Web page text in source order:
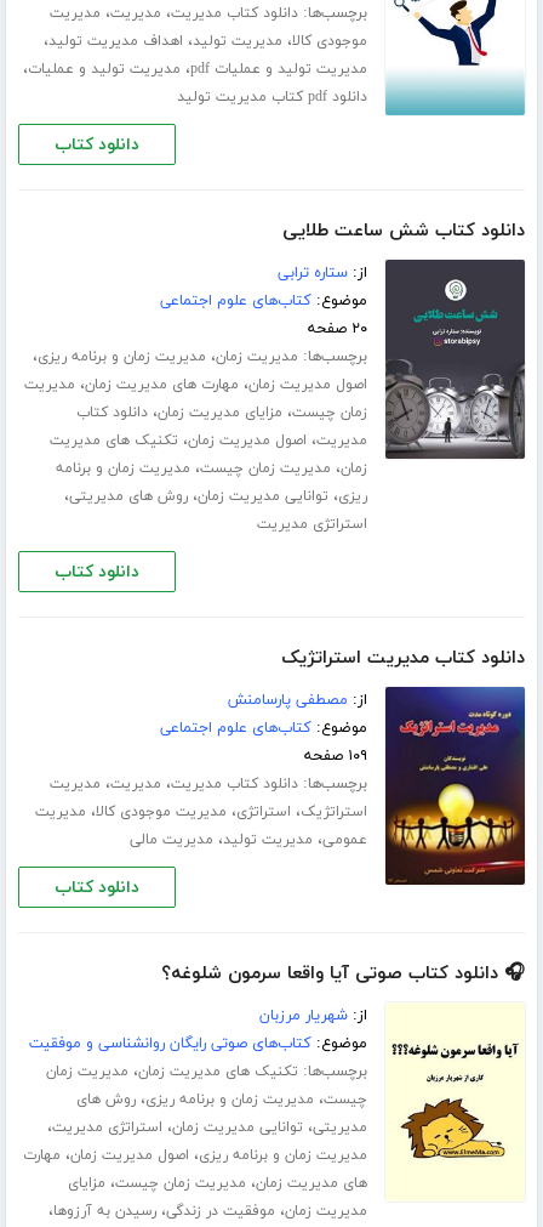
برچسب‌ها:دانلود کتاب مدیریت، مدیریت، مدیریت
موجودی کالا، مدیریت تولید، اهداف مدیریت تولید،
مدیریت تولید و عملیات pdf ، مدیریت تولید و عملیات،
دانلود pdf کتاب مدیریت تولید
دانلود کتاب
دانلود کتاب شش ساعت طلایی
از:ستاره ترابی
موضوع:کتاب‌های علوم اجتماعی
۲۰ صفحه
برچسب‌ها: مدیریت زمان، مدیریت زمان و برنامه ریزی،
اصول مدیریت زمان، مهارت های مدیریت زمان، مدیریت
زمان چیست، مزایای مدیریت زمان،دانلود کتاب
مدیریت، اصول مدیریت زمان، تکنیک های مدیریت
زمان، مدیریت زمان چیست، مدیریت زمان و برنامه
ریزی، توانایی مدیریت زمان،روش های مدیریتی،
استراتژی مدیریت
دانلود کتاب
دانلود کتاب مدیریت استراتژیک
از: مصطفی پارسامنش
موضوع:کتاب‌های علوم اجتماعی
۱۰۹ صفحه
برچسب‌ها:دانلود کتاب مدیریت، مدیریت، مدیریت
استراتژیک، استراتژی، مدیریت موجودی کالا، مدیریت
عمومی، مدیریت تولید، مدیریت مالی
دانلود کتاب
🎧 دانلود کتاب صوتی آیا واقعا سرمون شلوغه؟
از:شهریار مرزبان
موضوع:کتاب‌های صوتی رایگان روانشناسی و موفقیت
برچسب‌ها: تکنیک های مدیریت زمان، مدیریت زمان
چیست، مدیریت زمان و برنامه ریزی،روش های
مدیریتی، توانایی مدیریت زمان، استراتژی مدیریت،
مدیریت زمان و برنامه ریزی، اصول مدیریت زمان، مهارت
های مدیریت زمان، مدیریت زمان چیست، مزایای
مدیریت زمان، موفقیت در زندگی،رسیدن به آرزوها،